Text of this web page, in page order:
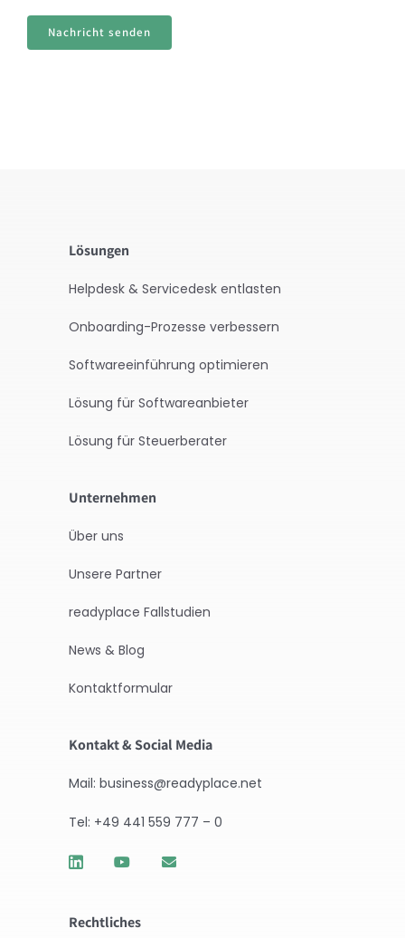
Nachricht senden
Lösungen
Unternehmen
Kontakt & Social Media
Rechtliches
Helpdesk & Servicedesk entlasten
Onboarding-Prozesse verbessern
Softwareeinführung optimieren
Lösung für Softwareanbieter
Lösung für Steuerberater
Über uns
Unsere Partner
readyplace Fallstudien
News & Blog
Kontaktformular
Mail: business@readyplace.net
Tel: +49 441 559 777 – 0